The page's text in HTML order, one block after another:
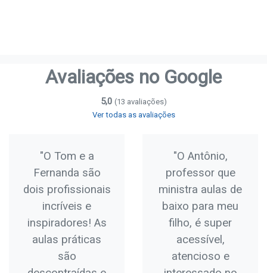
Avaliações no Google
5,0 (13 avaliações)
Ver todas as avaliações
"O Tom e a
Fernanda são
dois profissionais
incríveis e
inspiradores! As
aulas práticas
são
"O Antônio,
professor que
ministra aulas de
baixo para meu
filho, é super
acessível,
atencioso e